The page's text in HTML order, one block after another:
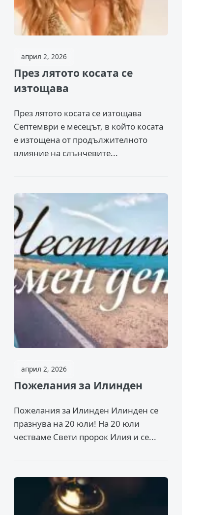
април 2, 2026
През лятото косата се
изтощава
През лятото косата се изтощава
Септември е месецът, в който косата
е изтощена от продължителното
влияние на слънчевите...
април 2, 2026
Пожелания за Илинден
Пожелания за Илинден Илинден се
празнува на 20 юли! На 20 юли
честваме Свети пророк Илия и се...